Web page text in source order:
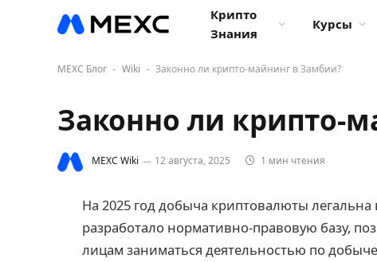
Крипто
Знания
Курсы
MEXC Блог - Wiki - Законно ли крипто-майнинг в Замбии?
Законно ли крипто-
MEXC Wiki 12 августа, 2025 1 мин чтения
На 2025 год добыча криптовалюты
разработало нормативно-правовую базу,
лицам заниматься деятельностью по